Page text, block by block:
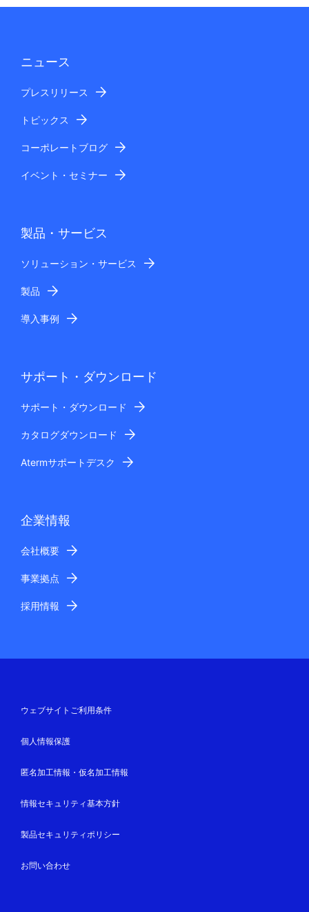
ニュース
プレスリリース
トピックス
コーポレートブログ
イベント・セミナー
製品・サービス
ソリューション・サービス
製品
導入事例
サポート・ダウンロード
サポート・ダウンロード
カタログダウンロード
Atermサポートデスク
企業情報
会社概要
事業拠点
採用情報
ウェブサイトご利用条件
個人情報保護
匿名加工情報・仮名加工情報
情報セキュリティ基本方針
製品セキュリティポリシー
お問い合わせ